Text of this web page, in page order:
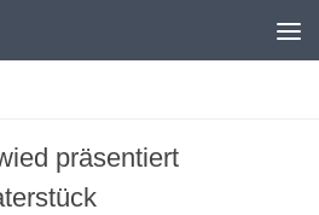
präsentiert